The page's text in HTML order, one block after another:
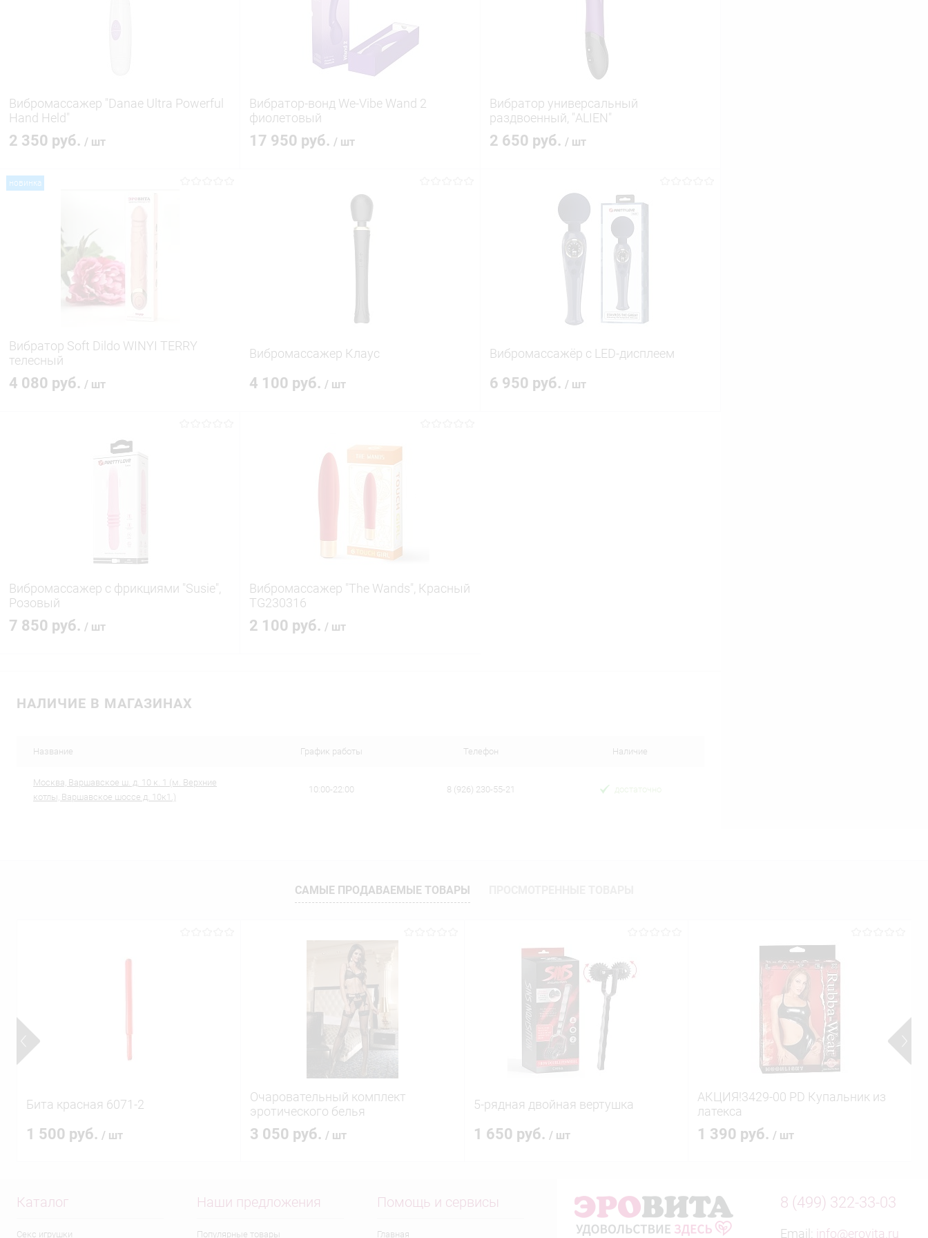
Вибромассажер "Danae Ultra Powerful
Hand Held"
2 350 руб. / шт
В корзину
Купить в 1 клик
Вибратор-вонд We-Vibe Wand 2
фиолетовый
17 950 руб. / шт
В корзину
Вибратор универсальный
раздвоенный, "ALIEN"
2 650 руб. / шт
В корзину
Купить в 1 клик Сравнение
В наличии
новинка
Вибратор Soft Dildo WINYI TERRY
телесный
4 080 руб. / шт
В корзину
Вибромассажер Клаус
4 100 руб. / шт
Сравнение
В наличии
Вибромассажёр с LED-дисплеем
6 950 руб. / шт
Вибромассажер с фрикциями "Susie",
Розовый
7 850 руб. / шт
Вибромассажер "The Wands", Красный
TG230316
2 100 руб. / шт
НАЛИЧИЕ В МАГАЗИНАХ
Название График работы Телефон Наличие
Москва, Варшавское ш. д. 10 к. 1 (м. Верхние
котлы, Варшавское шоссе д. 10к1.)
10:00-22:00 8 (926) 230-55-21 достаточно
САМЫЕ ПРОДАВАЕМЫЕ ТОВАРЫ
Бита красная 6071-2
1 500 руб. / шт
Очаровательный комплект
эротического белья
3 050 руб. / шт
5-рядная двойная вертушка
1 650 руб. / шт
АКЦИЯ!3429-00 PD Купальник из
латекса
1 390 руб. / шт
Каталог
Секс игрушки
Наши предложения
Популярные товары
Помощь и сервисы
Главная
8 (499) 322-33-03
Email: info@erovita.ru